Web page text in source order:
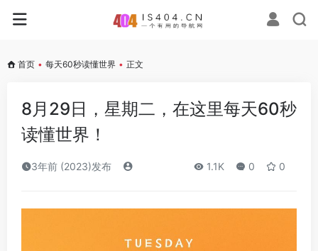
首页 • 每天60秒读懂世界 • 正文
8月29日，星期二，在这里每天60秒
读懂世界！
3年前 (2023)发布 1.1K 0 0